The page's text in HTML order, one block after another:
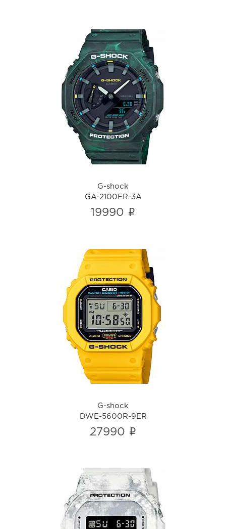
G-shock
GA-2100FR-3A
i
G-shock
GA-2100FR-3A
19990 i
G-shock
DWE-5600R-9ER
i
G-shock
DWE-5600R-9ER
27990 i